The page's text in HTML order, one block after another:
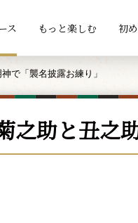
ス もっと楽しむ 初
で「襲名披露お練り」
之助と丑之